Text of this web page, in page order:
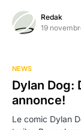
Redak
19
NEWS
Dylan Dog:
annonce!
Le comic Dylan